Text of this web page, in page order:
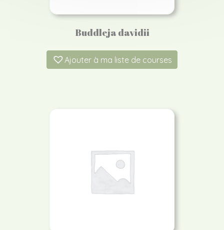
Buddleja davidii
Ajouter à ma liste de courses